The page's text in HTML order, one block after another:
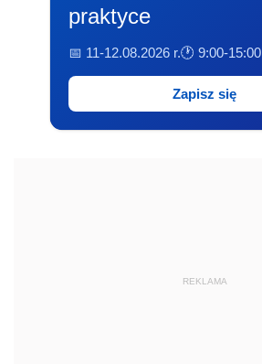
praktyce
📅 11-12.08.2026 r.🕐 9:00-15:00
Zapisz się
REKLAMA